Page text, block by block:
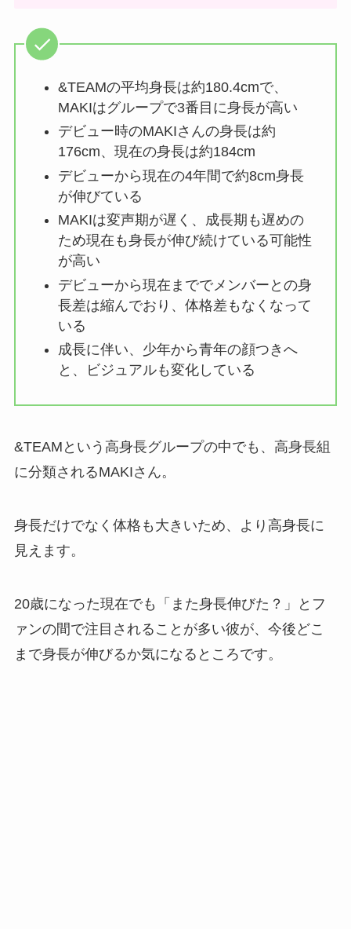
&TEAMの平均身長は約180.4cmで、
MAKIはグループで3番目に身長が高い
デビュー時のMAKIさんの身長は約
176cm、現在の身長は約184cm
デビューから現在の4年間で約8cm身長
が伸びている
MAKIは変声期が遅く、成長期も遅めの
ため現在も身長が伸び続けている可能性
が高い
デビューから現在まででメンバーとの身
長差は縮んでおり、体格差もなくなって
いる
成長に伴い、少年から青年の顔つきへ
と、ビジュアルも変化している
&TEAMという高身長グループの中でも、高身長組
に分類されるMAKIさん。
身長だけでなく体格も大きいため、より高身長に
見えます。
20歳になった現在でも「また身長伸びた？」とフ
ァンの間で注目されることが多い彼が、今後どこ
まで身長が伸びるか気になるところです。